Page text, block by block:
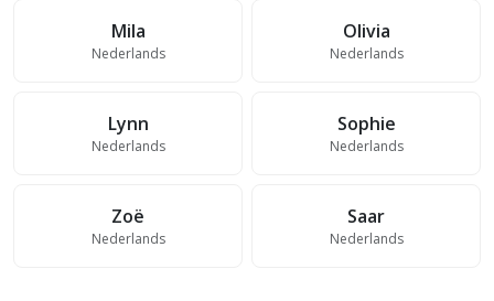
Mila
Nederlands
Olivia
Nederlands
Lynn
Nederlands
Sophie
Nederlands
Zoë
Nederlands
Saar
Nederlands